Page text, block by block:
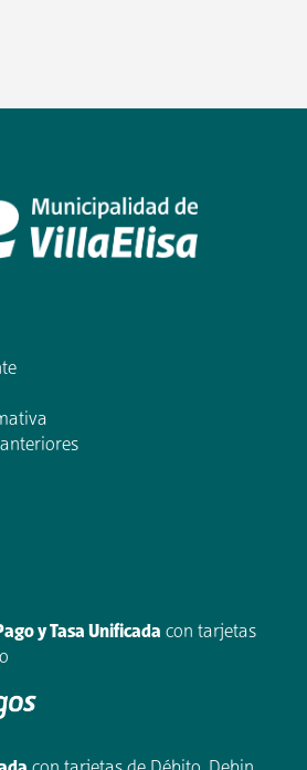
y Tasa Unificada con tarjetas